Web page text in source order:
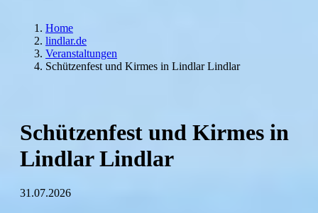
Home
lindlar.de
Veranstaltungen
Schützenfest und Kirmes in Lindlar Lindlar
Schützenfest und Kirmes in
Lindlar Lindlar
31.07.2026